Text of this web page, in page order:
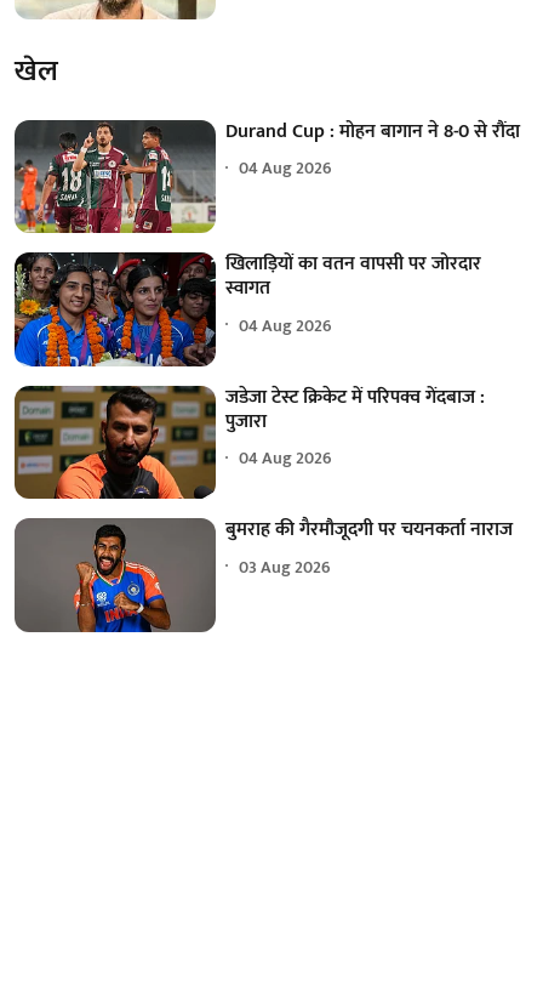
खेल
Durand Cup : मोहन बागान ने 8-0 से रौंदा
04 Aug 2026
खिलाड़ियों का वतन वापसी पर जोरदार
स्वागत
04 Aug 2026
जडेजा टेस्ट क्रिकेट में परिपक्व गेंदबाज :
पुजारा
04 Aug 2026
बुमराह की गैरमौजूदगी पर चयनकर्ता नाराज
03 Aug 2026